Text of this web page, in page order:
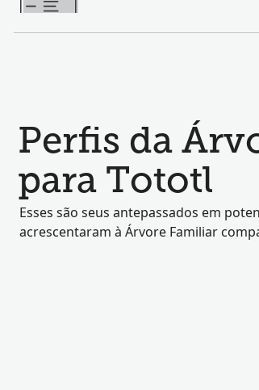
Perfis da
para Tototl
Esses são seus antepassados em
acrescentaram à Árvore Familiar